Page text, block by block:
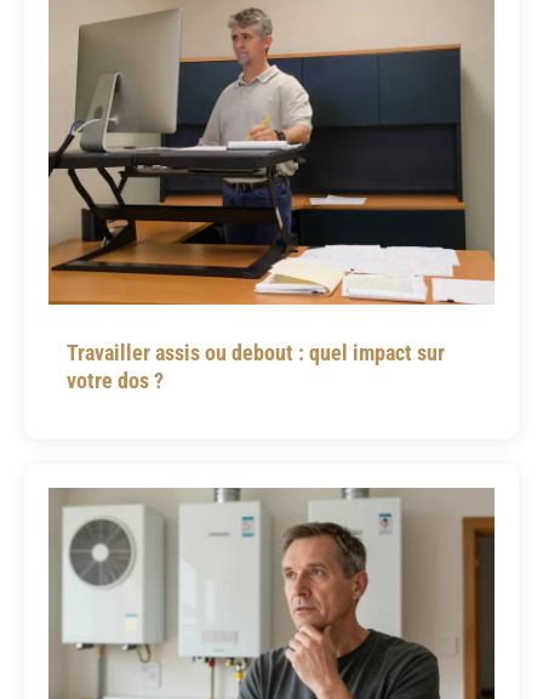
Travailler assis ou debout : quel impact sur
votre dos ?